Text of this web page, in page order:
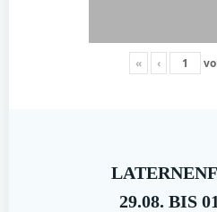
« ‹
29.08. BIS